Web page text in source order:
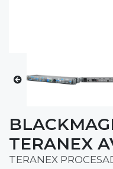
TERANEX
TERANEX